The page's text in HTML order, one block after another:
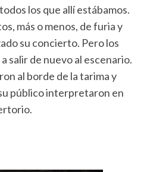
los que allí estábamos.
más o menos, de furia y
su concierto. Pero los
salir de nuevo al escenario.
al borde de la tarima y
público interpretaron en